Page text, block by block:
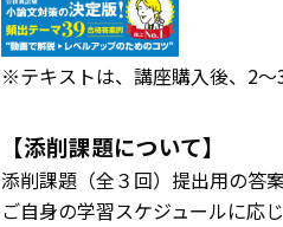
※テキストは、講座購入後、2～
【添削課題について】
添削課題（全３回）提出用の答
ご自身の学習スケジュールに応